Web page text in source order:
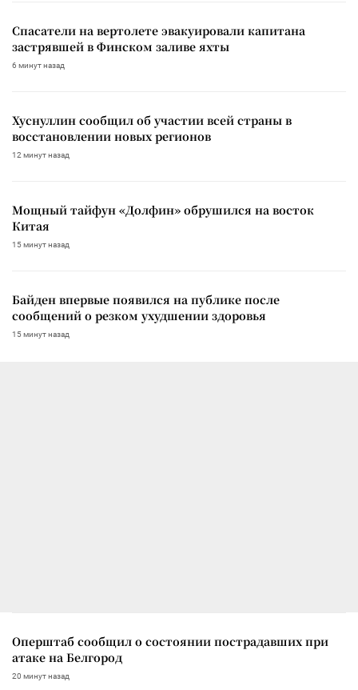
Спасатели на вертолете эвакуировали капитана
застрявшей в Финском заливе яхты
6 минут назад
Хуснуллин сообщил об участии всей страны в
восстановлении новых регионов
12 минут назад
Мощный тайфун «Долфин» обрушился на восток
Китая
15 минут назад
Байден впервые появился на публике после
сообщений о резком ухудшении здоровья
15 минут назад
Оперштаб сообщил о состоянии пострадавших при
атаке на Белгород
20 минут назад